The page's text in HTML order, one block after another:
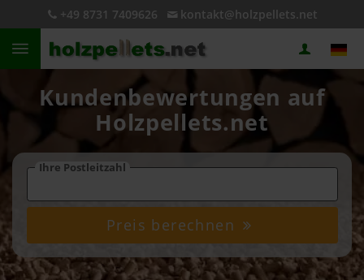
+49 8731 7409626 kontakt@holzpellets.net
Kundenbewertungen auf
Holzpellets.net
Ihre Postleitzahl
Preis berechnen